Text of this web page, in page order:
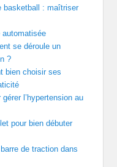
basketball : maîtriser
automatisée
se déroule un
?
bien choisir ses
l’hypertension au
pour bien débuter
de traction dans